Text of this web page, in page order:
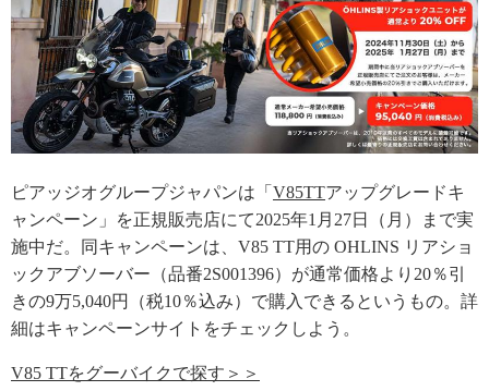
ピアッジオグループジャパンは「 V85TTアップグレードキ
ャンペーン」を正規販売店にて2025年1月27日（月）まで実
施中だ。同キャンペーンは、V85 TT用の OHLINS リアショ
ックアブソーバー（品番2S001396）が通常価格より20％引
きの9万5,040円（税10％込み）で購入できるというもの。詳
細はキャンペーンサイトをチェックしよう。
V85 TTをグーバイクで探す＞＞